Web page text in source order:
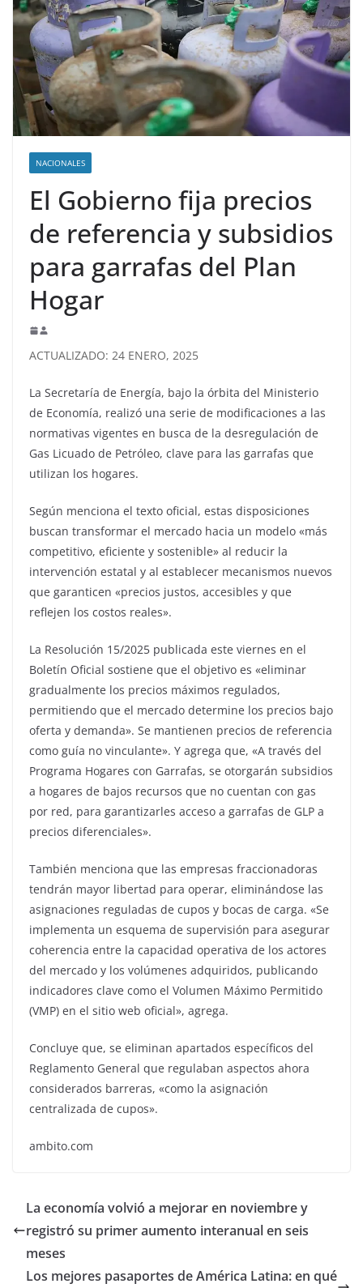
NACIONALES
El Gobierno fija precios
de referencia y subsidios
para garrafas del Plan
Hogar
ACTUALIZADO: 24 ENERO, 2025
La Secretaría de Energía, bajo la órbita del Ministerio
de Economía, realizó una serie de modificaciones a las
normativas vigentes en busca de la desregulación de
Gas Licuado de Petróleo, clave para las garrafas que
utilizan los hogares.
Según menciona el texto oficial, estas disposiciones
buscan transformar el mercado hacia un modelo «más
competitivo, eficiente y sostenible» al reducir la
intervención estatal y al establecer mecanismos nuevos
que garanticen «precios justos, accesibles y que
reflejen los costos reales».
La Resolución 15/2025 publicada este viernes en el
Boletín Oficial sostiene que el objetivo es «eliminar
gradualmente los precios máximos regulados,
permitiendo que el mercado determine los precios bajo
oferta y demanda». Se mantienen precios de referencia
como guía no vinculante». Y agrega que, «A través del
Programa Hogares con Garrafas, se otorgarán subsidios
a hogares de bajos recursos que no cuentan con gas
por red, para garantizarles acceso a garrafas de GLP a
precios diferenciales».
También menciona que las empresas fraccionadoras
tendrán mayor libertad para operar, eliminándose las
asignaciones reguladas de cupos y bocas de carga. «Se
implementa un esquema de supervisión para asegurar
coherencia entre la capacidad operativa de los actores
del mercado y los volúmenes adquiridos, publicando
indicadores clave como el Volumen Máximo Permitido
(VMP) en el sitio web oficial», agrega.
Concluye que, se eliminan apartados específicos del
Reglamento General que regulaban aspectos ahora
considerados barreras, «como la asignación
centralizada de cupos».
ambito.com
La economía volvió a mejorar en noviembre y
registró su primer aumento interanual en seis
meses
Los mejores pasaportes de América Latina: en qué